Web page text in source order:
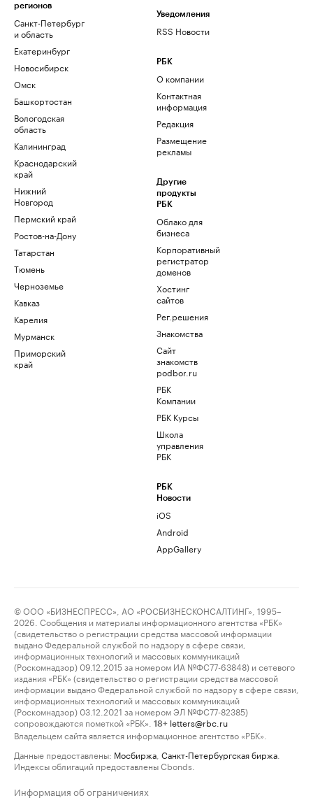
регионов
Санкт-Петербург
и область
Екатеринбург
Новосибирск
Омск
Башкортостан
Вологодская
область
Калининград
Краснодарский
край
Нижний
Новгород
Пермский край
Ростов-на-Дону
Татарстан
Тюмень
Черноземье
Кавказ
Карелия
Мурманск
Приморский
край
Уведомления
RSS Новости
РБК
О компании
Контактная
информация
Редакция
Размещение
рекламы
Другие
продукты
РБК
Облако для
бизнеса
Корпоративный
регистратор
доменов
Хостинг
сайтов
Рег.решения
Знакомства
Сайт
знакомств
podbor.ru
РБК
Компании
РБК Курсы
Школа
управления
РБК
РБК
Новости
iOS
Android
AppGallery
© ООО «БИЗНЕСПРЕСС», АО «РОСБИЗНЕСКОНСАЛТИНГ», 1995–
2026. Сообщения и материалы информационного агентства «РБК»
(свидетельство о регистрации средства массовой информации
выдано Федеральной службой по надзору в сфере связи,
информационных технологий и массовых коммуникаций
(Роскомнадзор) 09.12.2015 за номером ИА №ФС77-63848) и сетевого
издания «РБК» (свидетельство о регистрации средства массовой
информации выдано Федеральной службой по надзору в сфере связи,
информационных технологий и массовых коммуникаций
(Роскомнадзор) 03.12.2021 за номером ЭЛ №ФС77-82385)
сопровождаются пометкой «РБК».
18+ letters@rbc.ru
Владельцем сайта является информационное агентство «РБК».
Данные предоставлены: Мосбиржа Санкт-Петербургская биржа
Индексы облигаций предоставлены Cbonds.
Информация об ограничениях